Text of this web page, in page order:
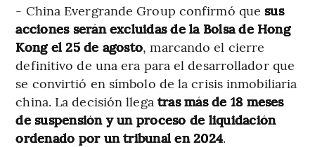
- China Evergrande Group confirmó quesus
acciones serán excluidas de la Bolsa de Hong
Kong el 25 de agosto, marcando el cierre
definitivo de una era para el desarrollador que
se convirtió en símbolo de la crisis inmobiliaria
china. La decisión llega tras más de 18 meses
de suspensión y un proceso de liquidación
ordenado por un tribunal en 2024.